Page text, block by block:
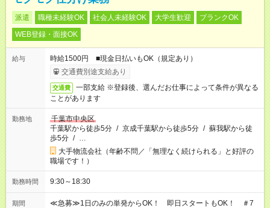
派遣 職種未経験OK 社会人未経験OK 大学生歓迎
ブランクOK
WEB登録・面接OK
給与
時給1500円 ■現金日払いもOK（規定あり）
交通費別途支給あり
交通費
一部支給 ※登録後、選んだお仕事によって条件が異なる
ことがあります
勤務地
千葉市中央区
千葉駅から徒歩5分 / 京成千葉駅から徒歩5分 / 蘇我駅から徒
歩5分 / …
大手物流会社（年齢不問／「無理なく続けられる」と好評の
職場です！）
勤務時間 9:30～18:30
期間
≪急募≫1日のみの単発からOK！ 即日スタートもOK！ ＃7